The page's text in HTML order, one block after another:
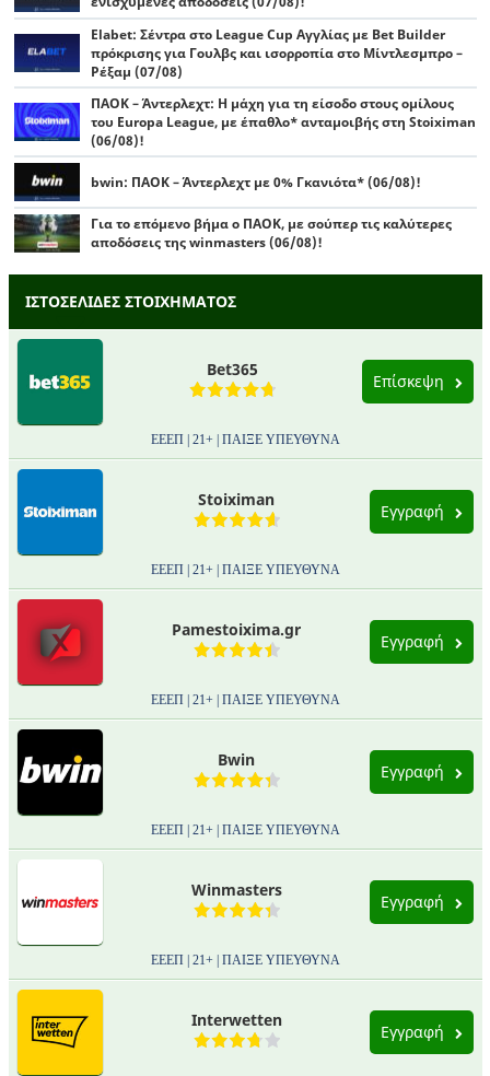
Elabet: Σέντρα στο League Cup Αγγλίας με Bet Builder
πρόκρισης για Γουλβς και ισορροπία στο Μίντλεσμπρο –
Ρέξαμ (07/08)
ΠΑΟΚ – Άντερλεχτ: Η μάχη για τη είσοδο στους ομίλους
του Europa League, με έπαθλο* ανταμοιβής στη Stoiximan
(06/08)!
bwin: ΠΑΟΚ – Άντερλεχτ με 0% Γκανιότα* (06/08)!
Για το επόμενο βήμα ο ΠΑΟΚ, με σούπερ τις καλύτερες
αποδόσεις της winmasters (06/08)!
ΙΣΤΟΣΕΛΙΔΕΣ ΣΤΟΙΧΗΜΑΤΟΣ
Bet365
Επίσκεψη
ΕΕΕΠ | 21+ | ΠΑΙΞΕ ΥΠΕΥΘΥΝΑ
Stoiximan
Εγγραφή
ΕΕΕΠ | 21+ | ΠΑΙΞΕ ΥΠΕΥΘΥΝΑ
Pamestoixima.gr
Εγγραφή
ΕΕΕΠ | 21+ | ΠΑΙΞΕ ΥΠΕΥΘΥΝΑ
Bwin
Εγγραφή
ΕΕΕΠ | 21+ | ΠΑΙΞΕ ΥΠΕΥΘΥΝΑ
Winmasters
Εγγραφή
ΕΕΕΠ | 21+ | ΠΑΙΞΕ ΥΠΕΥΘΥΝΑ
Interwetten
Εγγραφή